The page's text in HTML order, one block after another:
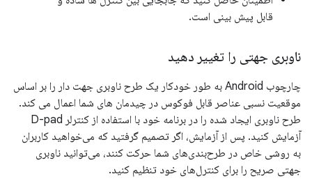
قابل پیش بینی است.
ناوبری جهتی را تغییر دهید
چارچوب Android به طور خودکار یک طرح ناوبری جهت دار را بر اساس
موقعیت نسبی عناصر قابل فوکوس در چیدمان های شما اعمال می کند.
طرح ناوبری ایجاد شده را در برنامه خود با استفاده از کنترلر D-pad
آزمایش کنید. پس از آزمایش، اگر تصمیم گرفتید که می‌خواهید کاربران
به روشی خاص در طرح‌بندی‌های شما حرکت کنند، می‌توانید ناوبری
جهتی صریح را برای کنترل‌های خود تنظیم کنید.